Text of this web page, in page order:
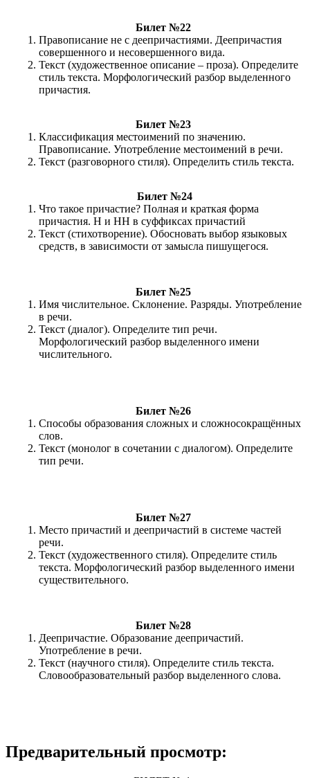
Билет №22
Правописание не с деепричастиями. Деепричастия
совершенного и несовершенного вида.
Текст (художественное описание – проза). Определите
стиль текста. Морфологический разбор выделенного
причастия.
Билет №23
Классификация местоимений по значению.
Правописание. Употребление местоимений в речи.
Текст (разговорного стиля). Определить стиль текста.
Билет №24
Что такое причастие? Полная и краткая форма
причастия. Н и НН в суффиксах причастий
Текст (стихотворение). Обосновать выбор языковых
средств, в зависимости от замысла пишущегося.
Билет №25
Имя числительное. Склонение. Разряды. Употребление
в речи.
Текст (диалог). Определите тип речи.
Морфологический разбор выделенного имени
числительного.
Билет №26
Способы образования сложных и сложносокращённых
слов.
Текст (монолог в сочетании с диалогом). Определите
тип речи.
Билет №27
Место причастий и деепричастий в системе частей
речи.
Текст (художественного стиля). Определите стиль
текста. Морфологический разбор выделенного имени
существительного.
Билет №28
Деепричастие. Образование деепричастий.
Употребление в речи.
Текст (научного стиля). Определите стиль текста.
Словообразовательный разбор выделенного слова.
Предварительный просмотр: